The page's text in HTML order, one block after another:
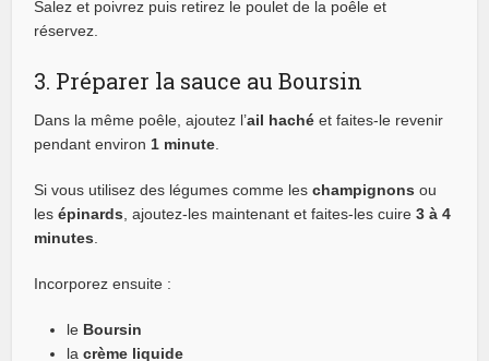
Salez et poivrez puis retirez le poulet de la poêle et
réservez.
3. Préparer la sauce au Boursin
Dans la même poêle, ajoutez l’ail haché et faites-le revenir
pendant environ 1 minute
Si vous utilisez des légumes comme leschampignons ou
lesépinards , ajoutez-les maintenant et faites-les cuire3 à 4
minutes
Incorporez ensuite :
le Boursin
lacrème liquide